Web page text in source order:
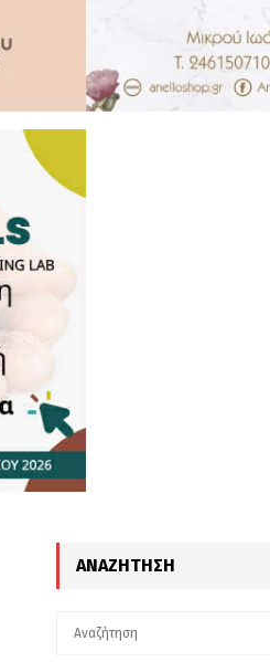
ΑΝΑΖΉΤΗΣΗ